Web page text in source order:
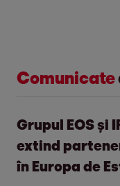
Comunicate
Grupul EOS și
extind
în Europa de